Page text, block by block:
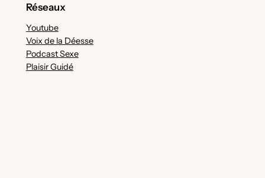
Réseaux
Youtube
Voix de la Déesse
Podcast Sexe
Plaisir Guidé